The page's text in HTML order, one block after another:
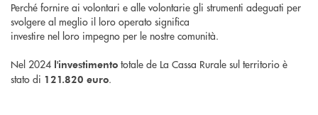
Perché fornire ai volontari e alle volontarie gli strumenti adeguati per
svolgere al meglio il loro operato significa
investire nel loro impegno per le nostre comunità.
Nel 2024 l'investimento totale de La Cassa Rurale sul territorio è
stato di 121.820 euro.